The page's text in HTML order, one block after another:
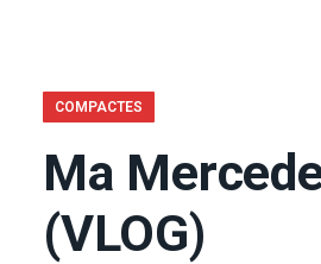
COMPACTES
Ma
(VLOG)